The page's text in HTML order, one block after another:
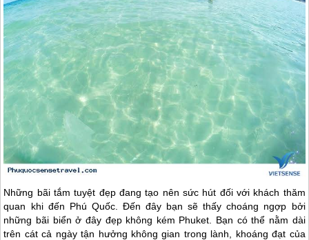
Những bãi tắm tuyệt đẹp đang tạo nên sức hút đối với khách thăm
quan khi đến Phú Quốc. Đến đây bạn sẽ thấy choáng ngợp bởi
những bãi biển ở đây đẹp không kém Phuket. Bạn có thể nằm dài
trên cát cả ngày tận hưởng không gian trong lành, khoáng đạt của